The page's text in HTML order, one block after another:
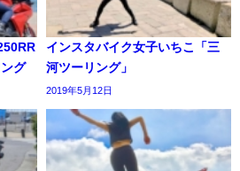
グ⁣
インスタバイク女子いちこ「三
河ツーリング」⁣
2019年5月12日